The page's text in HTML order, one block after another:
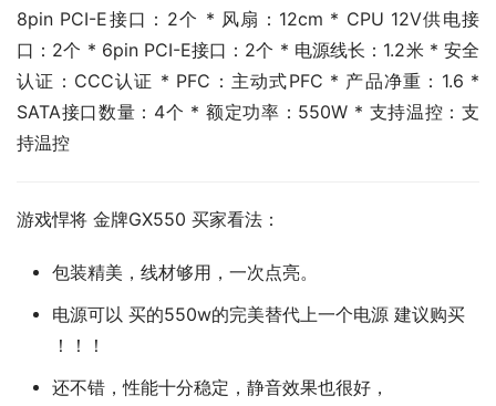
8pin PCI-E接口：2个 * 风扇：12cm * CPU 12V供电接
口：2个 * 6pin PCI-E接口：2个 * 电源线长：1.2米 * 安全
认证：CCC认证 * PFC：主动式PFC * 产品净重：1.6 *
SATA接口数量：4个 * 额定功率：550W * 支持温控：支
持温控
游戏悍将 金牌GX550 买家看法：
包装精美，线材够用，一次点亮。
电源可以 买的550w的完美替代上一个电源 建议购买
！！！
还不错，性能十分稳定，静音效果也很好，